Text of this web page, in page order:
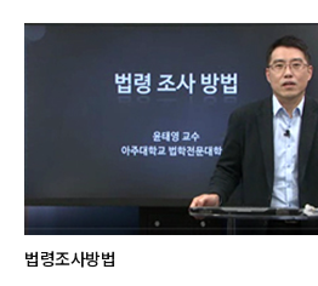
법령조사방법